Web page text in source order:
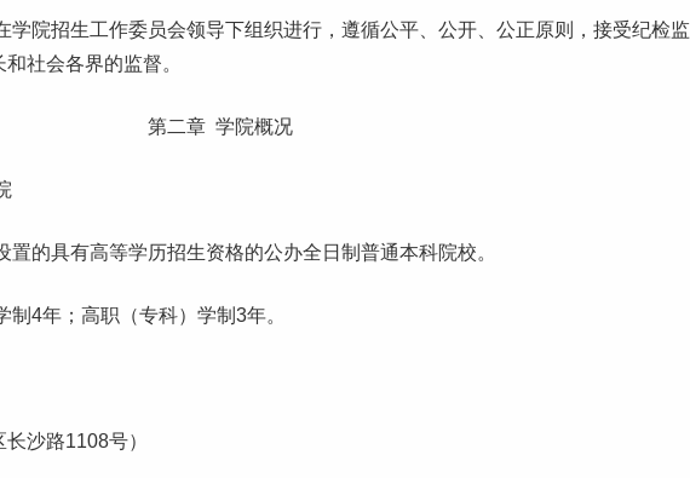
学院招生工作委员会领导下组织进行，遵循公平、公开、公正原则，接受纪检监
社会各界的监督。
第二章 学院概况
置的具有高等学历招生资格的公办全日制普通本科院校。
制4年；高职（专科）学制3年。
沙路1108号）